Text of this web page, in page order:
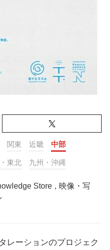
関東 近畿 中部
東北 九州・沖縄
Store , 映像・写
レーションのプロジェク